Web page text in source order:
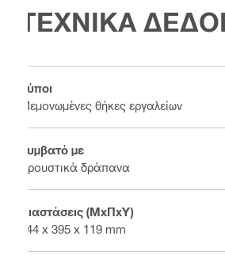
ΤΕΧΝΙΚΑ
Τύποι
Μεμονωμένες θήκες εργαλείων
Συμβατό με
Κρουστικά δράπανα
Διαστάσεις (ΜxΠxΥ)
444 x 395 x 119 mm